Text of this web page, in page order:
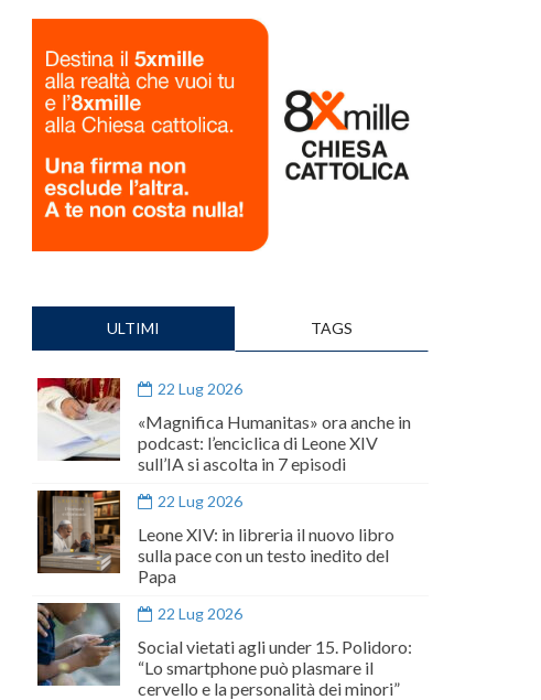
ULTIMI TAGS
22 Lug 2026
«Magnifica Humanitas» ora anche in
podcast: l’enciclica di Leone XIV
sull’IA si ascolta in 7 episodi
22 Lug 2026
Leone XIV: in libreria il nuovo libro
sulla pace con un testo inedito del
Papa
22 Lug 2026
Social vietati agli under 15. Polidoro:
“Lo smartphone può plasmare il
cervello e la personalità dei minori”